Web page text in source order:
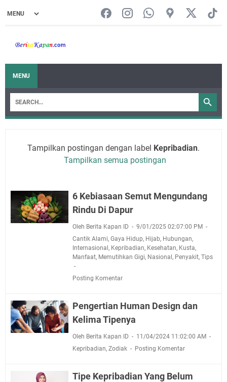
MENU
Tampilkan postingan dengan label Kepribadian.
Tampilkan semua postingan
6 Kebiasaan Semut Mengundang
Rindu Di Dapur
Oleh Berita Kapan ID
9/01/2025 02:07:00 PM
Cantik Alami, Gaya Hidup, Hijab, Hubungan,
Internasional, Kepribadian, Kesehatan, Kusta,
Manfaat, Memutihkan Gigi, Nasional, Penyakit, Tips
Posting Komentar
Pengertian Human Design dan
Kelima Tipenya
Oleh Berita Kapan ID
11/04/2024 11:02:00 AM
Kepribadian, Zodiak Posting Komentar
Tipe Kepribadian Yang Belum